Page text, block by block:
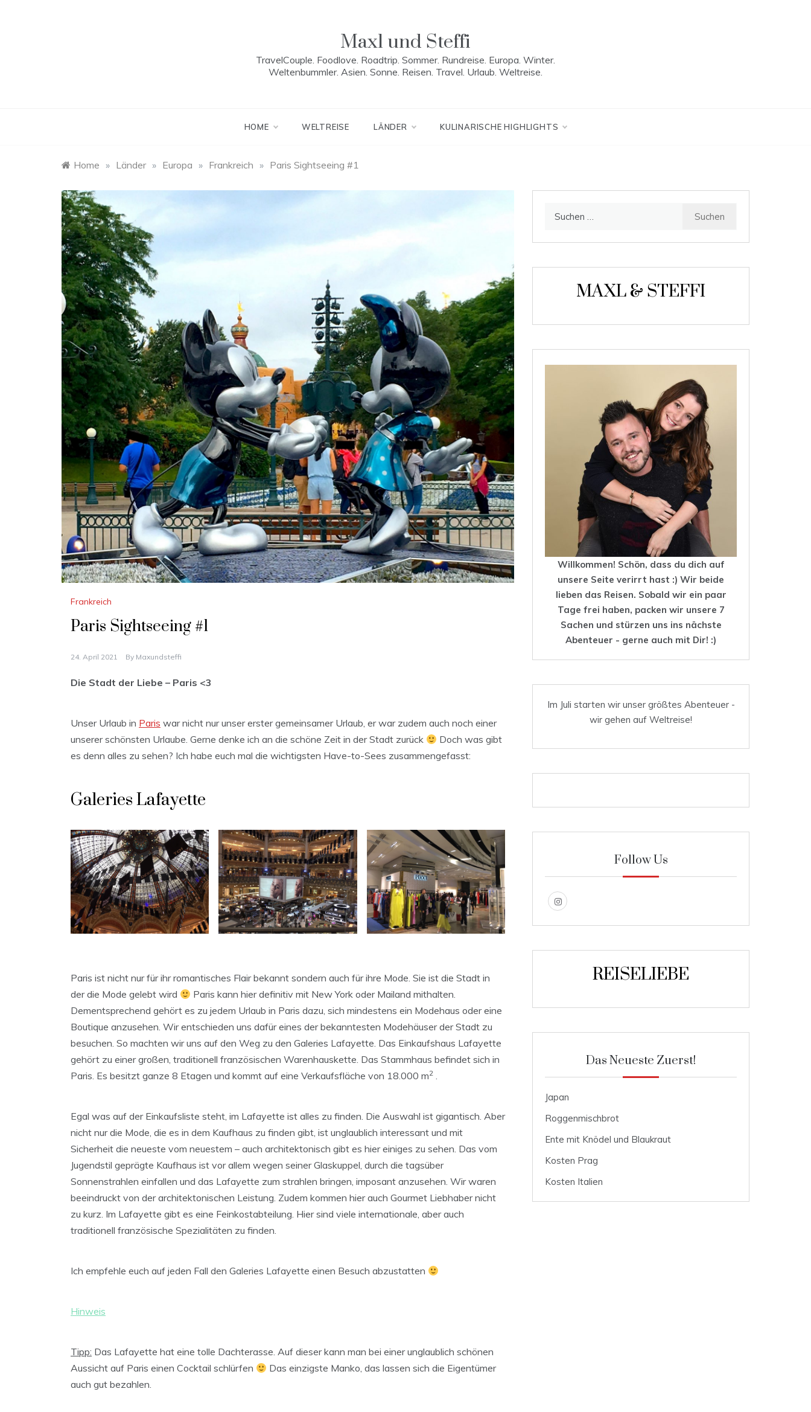
Maxl und Steffi
TravelCouple. Foodlove. Roadtrip. Sommer. Rundreise. Europa. Winter.
Weltenbummler. Asien. Sonne. Reisen. Travel. Urlaub. Weltreise.
HOME WELTREISE LÄNDER KULINARISCHE HIGHLIGHTS
Home » Länder » Europa » Frankreich » Paris Sightseeing #1
Frankreich
Paris Sightseeing #1
24. April 2021 By Maxundsteffi
Die Stadt der Liebe – Paris <3
Unser Urlaub in Paris war nicht nur unser erster gemeinsamer Urlaub, er war zudem auch noch einer
unserer schönsten Urlaube. Gerne denke ich an die schöne Zeit in der Stadt zurück
Doch was gibt
es denn alles zu sehen? Ich habe euch mal die wichtigsten Have-to-Sees zusammengefasst:
Galeries Lafayette
Paris ist nicht nur für ihr romantisches Flair bekannt sondern auch für ihre Mode. Sie ist die Stadt in
der die Mode gelebt wird
Paris kann hier definitiv mit New York oder Mailand mithalten.
Dementsprechend gehört es zu jedem Urlaub in Paris dazu, sich mindestens ein Modehaus oder eine
Boutique anzusehen. Wir entschieden uns dafür eines der bekanntesten Modehäuser der Stadt zu
besuchen. So machten wir uns auf den Weg zu den Galeries Lafayette. Das Einkaufshaus Lafayette
gehört zu einer großen, traditionell französischen Warenhauskette. Das Stammhaus befindet sich in
Paris. Es besitzt ganze 8 Etagen und kommt auf eine Verkaufsfläche von 18.000 m2 .
Egal was auf der Einkaufsliste steht, im Lafayette ist alles zu finden. Die Auswahl ist gigantisch. Aber
nicht nur die Mode, die es in dem Kaufhaus zu finden gibt, ist unglaublich interessant und mit
Sicherheit die neueste vom neuestem – auch architektonisch gibt es hier einiges zu sehen. Das vom
Jugendstil geprägte Kaufhaus ist vor allem wegen seiner Glaskuppel, durch die tagsüber
Sonnenstrahlen einfallen und das Lafayette zum strahlen bringen, imposant anzusehen. Wir waren
beeindruckt von der architektonischen Leistung. Zudem kommen hier auch Gourmet Liebhaber nicht
zu kurz. Im Lafayette gibt es eine Feinkostabteilung. Hier sind viele internationale, aber auch
traditionell französische Spezialitäten zu finden.
Ich empfehle euch auf jeden Fall den Galeries Lafayette einen Besuch abzustatten
Hinweis
Tipp: Das Lafayette hat eine tolle Dachterasse. Auf dieser kann man bei einer unglaublich schönen
Aussicht auf Paris einen Cocktail schlürfen
Das einzigste Manko, das lassen sich die Eigentümer
auch gut bezahlen.
MAXL & STEFFI
Willkommen! Schön, dass du dich auf
unsere Seite verirrt hast :) Wir beide
lieben das Reisen. Sobald wir ein paar
Tage frei haben, packen wir unsere 7
Sachen und stürzen uns ins nächste
Abenteuer - gerne auch mit Dir! :)
Im Juli starten wir unser größtes Abenteuer -
wir gehen auf Weltreise!
Follow Us
REISELIEBE
Das Neueste Zuerst!
Japan
Roggenmischbrot
Ente mit Knödel und Blaukraut
Kosten Prag
Kosten Italien